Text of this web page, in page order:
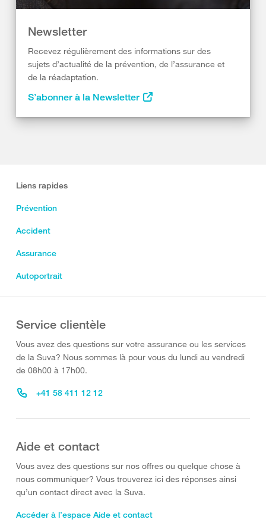
Newsletter
Recevez régulièrement des informations sur des
sujets d’actualité de la prévention, de l’assurance et
de la réadaptation.
S’abonner à la Newsletter
Liens rapides
Prévention
Accident
Assurance
Autoportrait
Service clientèle
Vous avez des questions sur votre assurance ou les services
de la Suva? Nous sommes là pour vous du lundi au vendredi
de 08h00 à 17h00.
+41 58 411 12 12
Aide et contact
Vous avez des questions sur nos offres ou quelque chose à
nous communiquer? Vous trouverez ici des réponses ainsi
qu’un contact direct avec la Suva.
Accéder à l’espace Aide et contact